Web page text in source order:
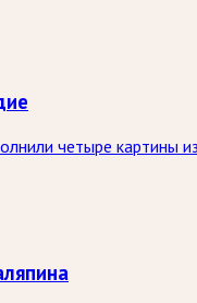
четыре картины